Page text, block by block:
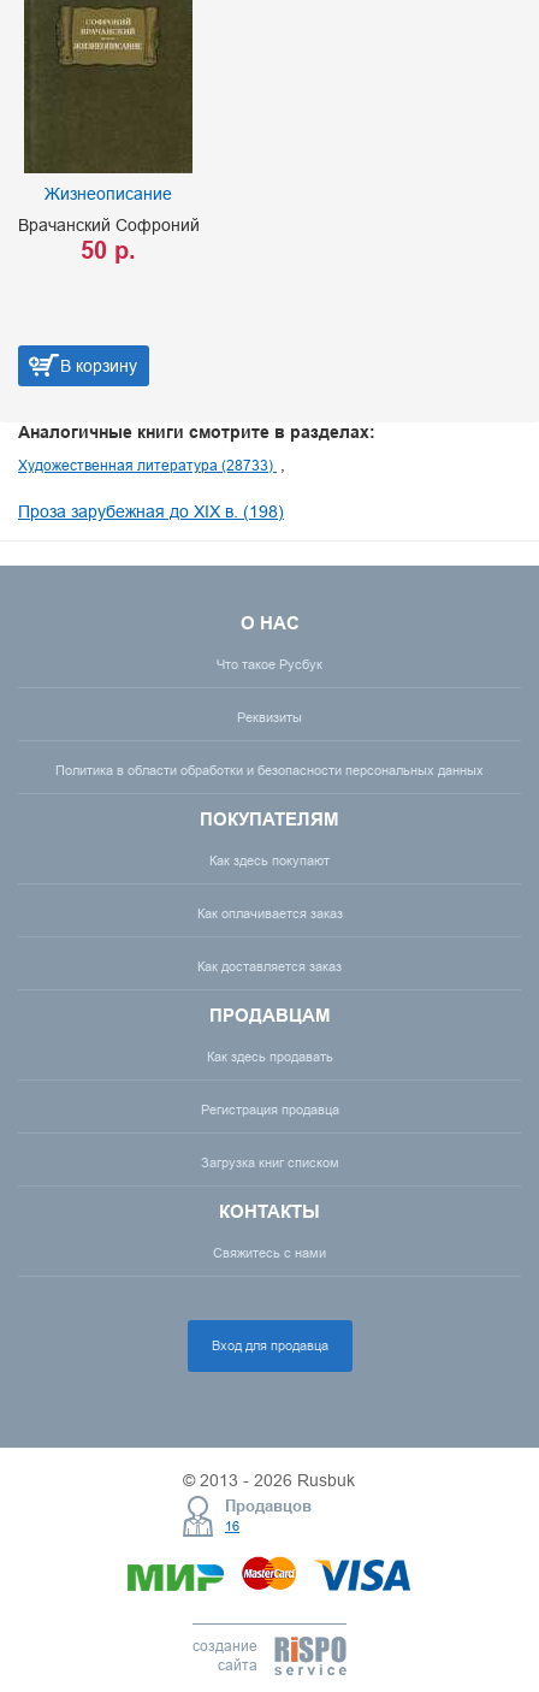
Жизнеописание
Врачанский Софроний
50 р.
В корзину
Аналогичные книги смотрите в разделах:
Художественная литература (28733)
Проза зарубежная до XIX в. (198)
О НАС
Что такое Русбук
Реквизиты
Политика в области обработки и безопасности персональных данных
ПОКУПАТЕЛЯМ
Как здесь покупают
Как оплачивается заказ
Как доставляется заказ
ПРОДАВЦАМ
Как здесь продавать
Регистрация продавца
Загрузка книг списком
КОНТАКТЫ
Свяжитесь с нами
Вход для продавца
© 2013 - 2026 Rusbuk
Продавцов
16
создание
сайта